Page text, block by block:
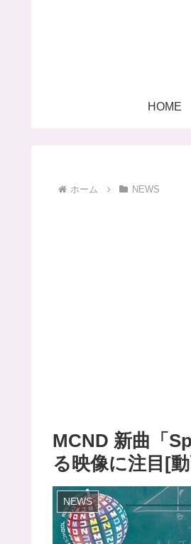
HOME
ホーム NEWS
MCND 新曲「
る映像に注目[
NEWS